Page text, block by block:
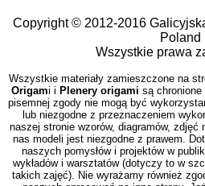
Copyright © 2012-2016
Poland
Wszystkie prawa
Wszystkie materiały zamieszczone na
Origami i Plenery origami są
pisemnej zgody nie mogą być
lub niezgodne z przeznaczeniem
naszej stronie wzorów, diagramów, zdjęć
nas modeli jest niezgodne z prawem.
naszych pomysłów i projektów w
wykładów i warsztatów (dotyczy to w
takich zajęć). Nie wyrażamy również